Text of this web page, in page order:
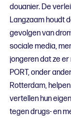
douanier. De
Langzaam houdt
gevolgen van
sociale media,
jongeren dat ze er
PORT, onder
Rotterdam,
vertellen hun
tegen drugs- en